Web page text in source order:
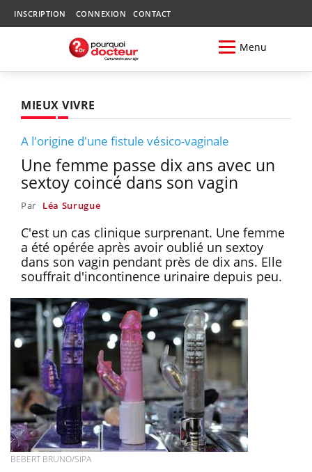
INSCRIPTION CONNEXION CONTACT
Menu
MIEUX VIVRE
A l'origine d'une fistule vésico-vaginale
Une femme passe dix ans avec un
sextoy coincé dans son vagin
Par Léa Surugue
C'est un cas clinique surprenant. Une femme
a été opérée après avoir oublié un sextoy
dans son vagin pendant près de dix ans. Elle
souffrait d'incontinence urinaire depuis peu.
BEBERT BRUNO/SIPA